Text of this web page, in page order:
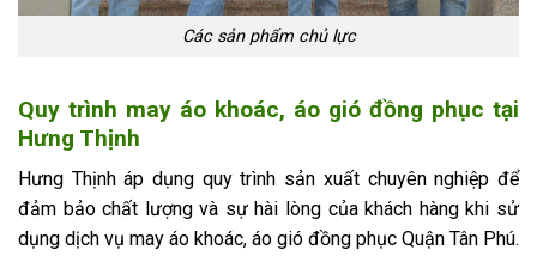
Các sản phẩm chủ lực
Quy trình may áo khoác, áo gió đồng phục tại
Hưng Thịnh
Hưng Thịnh áp dụng quy trình sản xuất chuyên nghiệp để
đảm bảo chất lượng và sự hài lòng của khách hàng khi sử
dụng dịch vụ may áo khoác, áo gió đồng phục Quận Tân Phú.